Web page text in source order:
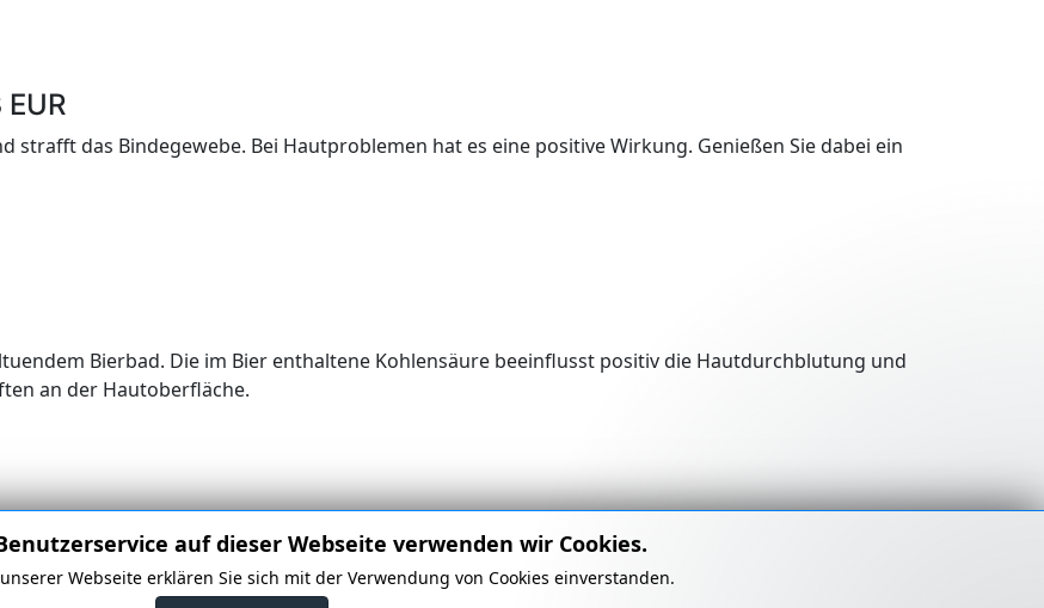
strafft das Bindegewebe. Bei Hautproblemen hat es eine positive Wirkung. Genießen Sie dabei ein
Bierbad. Die im Bier enthaltene Kohlensäure beeinflusst positiv die Hautdurchblutung und
an der Hautoberfläche.
auf dieser Webseite verwenden wir Cookies.
Webseite erklären Sie sich mit der Verwendung von Cookies einverstanden.